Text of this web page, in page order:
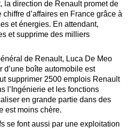
la direction de Renault promet de
d’affaires en France grâce à
et énergies. En attendant,
et supprime des milliers
de Renault, Luca De Meo
boîte automobile est
supprimer 2500 emplois Renault
l’Ingénierie et les fonctions
en grande partie dans des
est moins chère.
se font aussi par une exploitation